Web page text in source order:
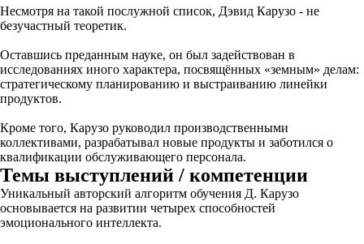
Несмотря на такой послужной список, Дэвид Карузо - не
безучастный теоретик.
Оставшись преданным науке, он был задействован в
исследованиях иного характера, посвящённых «земным» делам:
стратегическому планированию и выстраиванию линейки
продуктов.
Кроме того, Карузо руководил производственными
коллективами, разрабатывал новые продукты и заботился о
квалификации обслуживающего персонала.
Темы выступлений / компетенции
Уникальный авторский алгоритм обучения Д. Карузо
основывается на развитии четырех способностей
эмоционального интеллекта.